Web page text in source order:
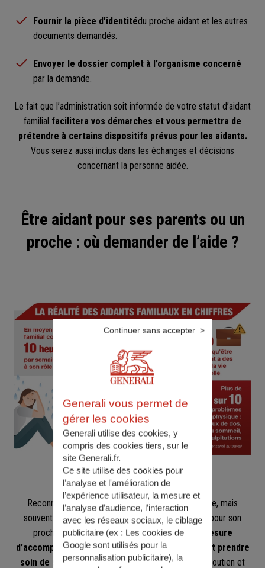
Fournir la pièce d’identitédu proche aidant et les autres
documents demandés.
Envoyer le dossier complet à l’organisme concerné
par la demande.
Le fait que l’administration soit informée de votre statut d’aidant
familial facilitera vos démarches et vous permettra de
prétendre à certains dispositifs prévus pour les aidants.
Vous serez aussi inclus dans les échanges et décisions
concernant la personne aidée.
Être aidant pour ses parents ou un
proche : où demander de l’aide ?
Reconnaître que l’on a besoin d’aide n’est pas facile, mais
souvent nécessaire. Un aidant veut se rendre utile pour son
proche dépendant. Cependant,pour être en mesure
d’accomplir cette mission des plus nobles, il faut prendre
soin de soi.Voici des ressources pour obtenir du soutien et
Generali vous permet de
gérer les cookies
Generali utilise des cookies, y
compris des cookies tiers, sur le
site Generali.fr.
Ce site utilise des cookies pour
l’analyse et l'amélioration de
l’expérience utilisateur, la mesure et
l’analyse d’audience, l’interaction
avec les réseaux sociaux, le ciblage
publicitaire (ex : Les cookies de
Google sont utilisés pour la
personnalisation publicitaire), la
Continuer sans accepter